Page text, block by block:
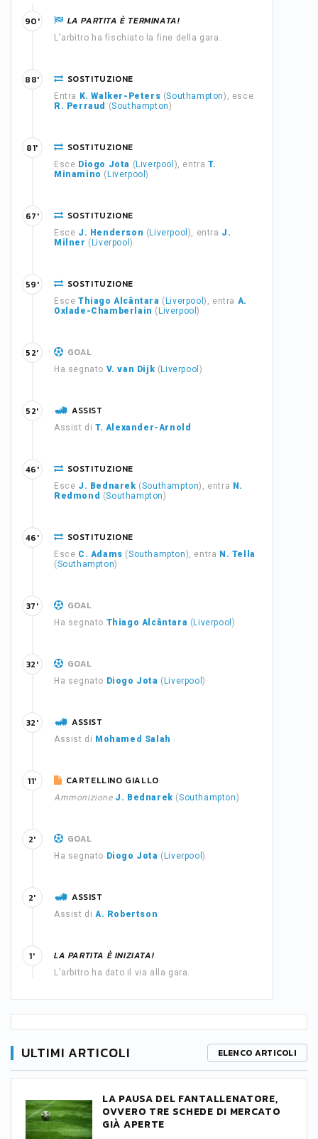
LA PARTITA È TERMINATA!
L'arbitro ha fischiato la fine della gara.
90'
SOSTITUZIONE
Entra K. Walker-Peters (Southampton), esce
R. Perraud (Southampton)
88'
SOSTITUZIONE
Esce Diogo Jota ( Liverpool ), entraT.
Minamino ( Liverpool)
81'
SOSTITUZIONE
Esce J. Henderson ( Liverpool ), entra J.
Milner ( Liverpool)
67'
SOSTITUZIONE
Esce Thiago Alcântara ( Liverpool), entra A.
Oxlade-Chamberlain ( Liverpool)
59'
GOAL
Ha segnato V. van Dijk ( Liverpool )
52'
ASSIST
Assist di T. Alexander-Arnold
52'
SOSTITUZIONE
Esce J. Bednarek (Southampton), entra N.
Redmond (Southampton)
46'
SOSTITUZIONE
Esce C. Adams (Southampton), entra N. Tella
(Southampton)
46'
GOAL
Ha segnato Thiago Alcântara ( Liverpool )
37'
GOAL
Ha segnato Diogo Jota ( Liverpool)
32'
ASSIST
Assist di Mohamed Salah
32'
CARTELLINO GIALLO
Ammonizione J. Bednarek (Southampton)
11'
GOAL
Ha segnato Diogo Jota ( Liverpool)
2'
ASSIST
Assist di A. Robertson
2'
LA PARTITA È INIZIATA!
L'arbitro ha dato il via alla gara.
1'
ULTIMI ARTICOLI ELENCO ARTICOLI
LA PAUSA DEL FANTALLENATORE,
OVVERO TRE SCHEDE DI MERCATO
GIÀ APERTE